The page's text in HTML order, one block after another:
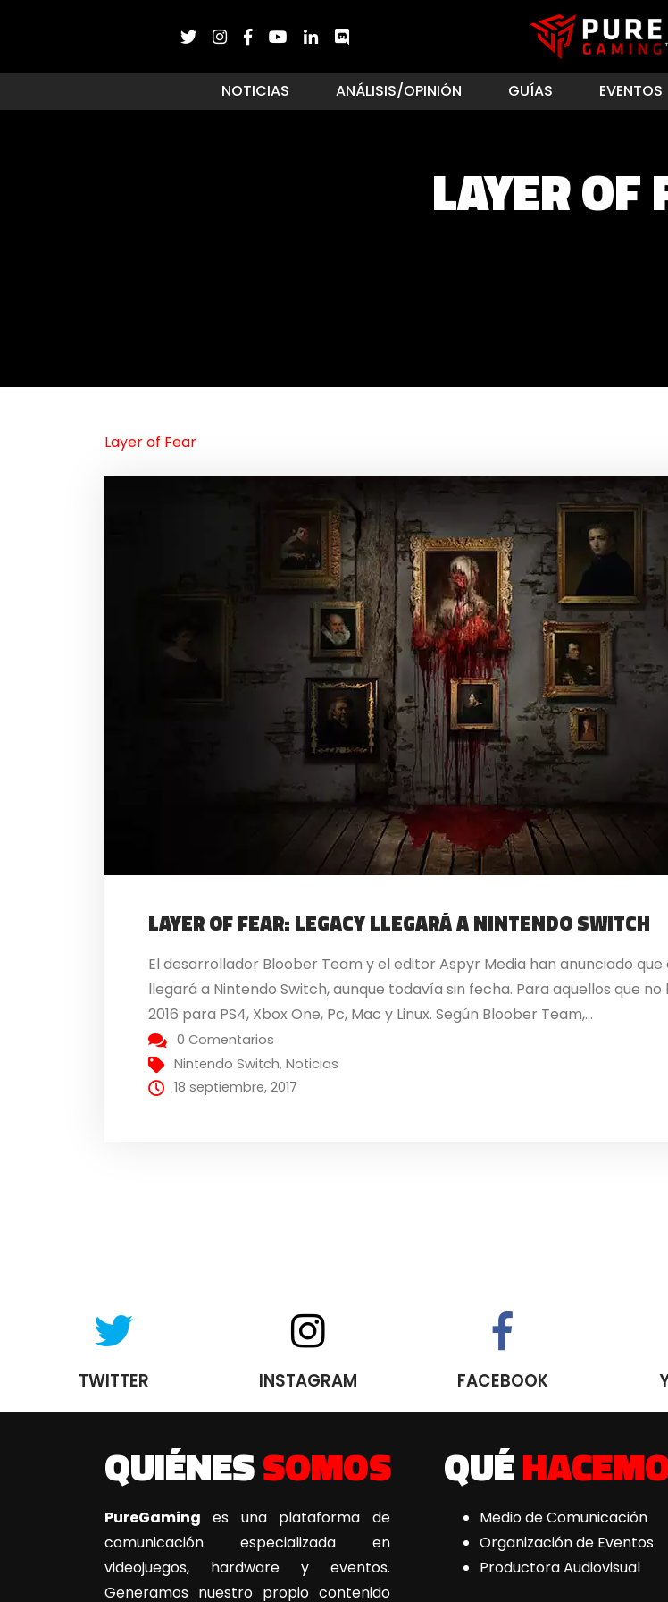
NOTICIAS ANÁLISIS/OPINIÓN GUÍAS EVENTOS
LAYER OF
Layer of Fear
LAYER OF FEAR: LEGACY LLEGARÁ A NINTENDO SWITCH
El desarrollador Bloober Team y el editor Aspyr Media han anunciado
llegará a Nintendo Switch, aunque todavía sin fecha. Para aquellos que
2016 para PS4, Xbox One, Pc, Mac y Linux. Según Bloober Team,...
0 Comentarios
Nintendo Switch,Noticias
18 septiembre, 2017
TWITTER INSTAGRAM FACEBOOK
QUIÉNESSOMOS
PureGaming es una plataforma de
comunicación especializada en
videojuegos, hardware y eventos.
Generamos nuestro propio contenido
QUÉ
Medio de Comunicación
Organización de Eventos
Productora Audiovisual